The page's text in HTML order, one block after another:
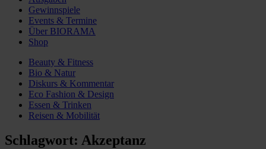
Gewinnspiele
Events & Termine
Über BIORAMA
Shop
Beauty & Fitness
Bio & Natur
Diskurs & Kommentar
Eco Fashion & Design
Essen & Trinken
Reisen & Mobilität
Schlagwort: Akzeptanz